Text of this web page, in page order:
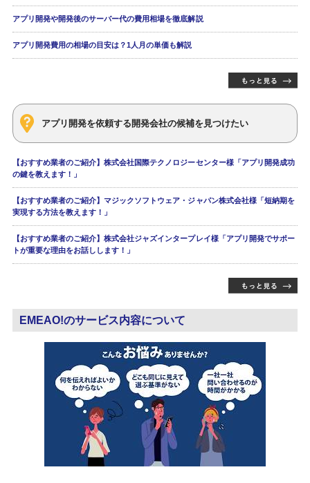
アプリ開発や開発後のサーバー代の費用相場を徹底解説
アプリ開発費用の相場の目安は？1人月の単価も解説
アプリ開発を依頼する開発会社の候補を見つけたい
【おすすめ業者のご紹介】株式会社国際テクノロジーセンター様「アプリ開発成功
の鍵を教えます！」
【おすすめ業者のご紹介】マジックソフトウェア・ジャパン株式会社様「短納期を
実現する方法を教えます！」
【おすすめ業者のご紹介】株式会社ジャズインタープレイ様「アプリ開発でサポー
トが重要な理由をお話しします！」
EMEAO!のサービス内容について